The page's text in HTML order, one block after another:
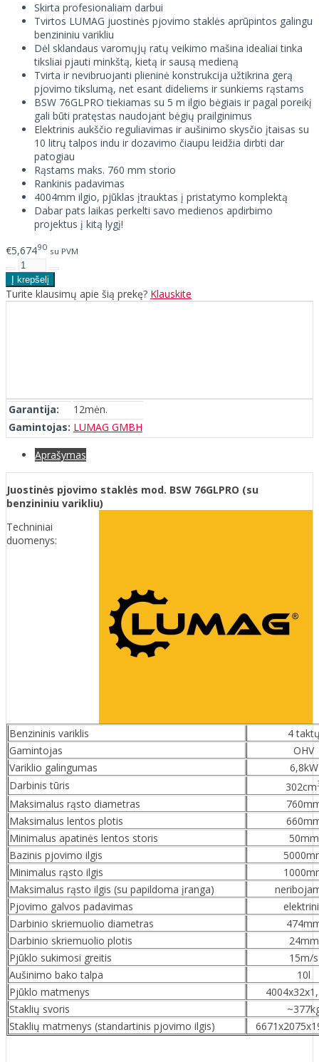
Skirta profesionaliam darbui
Tvirtos LUMAG juostinės pjovimo staklės aprūpintos galingu
benzininiu varikliu
Dėl sklandaus varomųjų ratų veikimo mašina idealiai tinka
tiksliai pjauti minkštą, kietą ir sausą medieną
Tvirta ir nevibruojanti plieninė konstrukcija užtikrina gerą
pjovimo tikslumą, net esant dideliems ir sunkiems rąstams
BSW 76GLPRO tiekiamas su 5 m ilgio bėgiais ir pagal poreikį
gali būti pratęstas naudojant bėgių prailginimus
Elektrinis aukščio reguliavimas ir aušinimo skysčio įtaisas su
10 litrų talpos indu ir dozavimo čiaupu leidžia dirbti dar
patogiau
Rąstams maks. 760 mm storio
Rankinis padavimas
4004mm ilgio, pjūklas įtrauktas į pristatymo komplektą
Dabar pats laikas perkelti savo medienos apdirbimo
projektus į kitą lygį!
€5,67490 su PVM
Turite klausimų apie šią prekę? Klauskite
Garantija:
12mėn.
Gamintojas: LUMAG GMBH
Aprašymas
Juostinės pjovimo staklės mod. BSW 76GLPRO (su
benzininiu varikliu)
Techniniai
duomenys:
Benzininis variklis
4
Gamintojas
OHV
Variklio galingumas
6,8kW
Darbinis tūris
302cm
Maksimalus rąsto diametras
Maksimalus lentos plotis
Minimalus apatinės lentos storis
50mm
Bazinis pjovimo ilgis
Minimalus rąsto ilgis
Maksimalus rąsto ilgis (su papildoma įranga)
Pjovimo galvos padavimas
Darbinio skriemuolio diametras
Darbinio skriemuolio plotis
24mm
Pjūklo sukimosi greitis
15m/s
Aušinimo bako talpa
10l
Pjūklo matmenys
Staklių svoris
Staklių matmenys (standartinis pjovimo ilgis)